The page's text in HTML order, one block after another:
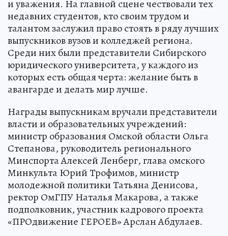
и уважения. На главной сцене чествовали тех
недавних студентов, кто своим трудом и
талантом заслужил право стоять в ряду лучших
выпускников вузов и колледжей региона.
Среди них были представители Сибирского
юридического университета, у каждого из
которых есть общая черта: желание быть в
авангарде и делать мир лучше.
Награды выпускникам вручали представители
власти и образовательных учреждений:
министр образования Омской области Ольга
Степанова, руководитель регионального
Минспорта Алексей Ленберг, глава омского
Минкульта Юрий Трофимов, министр
молодежной политики Татьяна Денисова,
ректор ОмГПУ Наталья Макарова, а также
подполковник, участник кадрового проекта
«ПРОдвижение ГЕРОЕВ» Арслан Абдулаев.